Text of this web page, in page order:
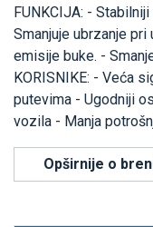
FUNKCIJA: -
Smanjuje ubrzanje
emisije buke. -
KORISNIKE: - Veća
putevima - Ugodniji
vozila - Manja
Opširnije o